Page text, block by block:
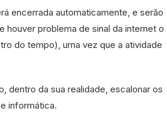
encerrada automaticamente, e serão
problema de sinal da internet o
do tempo), uma vez que a atividade
dentro da sua realidade, escalonar os
informática.